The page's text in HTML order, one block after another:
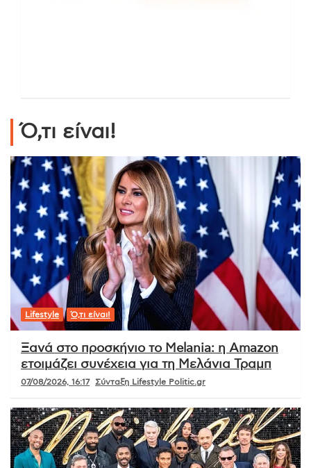
Ό,τι είναι!
Lifestyle Ό,τι είναι!
Ξανά στο προσκήνιο το Melania: η Amazon
ετοιμάζει συνέχεια για τη Μελάνια Τραμπ
07/08/2026, 16:17 Σύνταξη Lifestyle Politic.gr